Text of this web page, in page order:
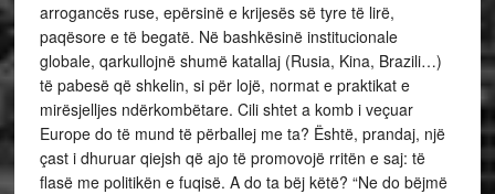
arrogancës ruse, epërsinë e krijesës së tyre të lirë,
paqësore e të begatë. Në bashkësinë institucionale
globale, qarkullojnë shumë katallaj (Rusia, Kina, Brazili…)
të pabesë që shkelin, si për lojë, normat e praktikat e
mirësjelljes ndërkombëtare. Cili shtet a komb i veçuar
Europe do të mund të përballej me ta? Është, prandaj, një
çast i dhuruar qiejsh që ajo të promovojë rritën e saj: të
flasë me politikën e fuqisë. A do ta bëj këtë? “Ne do bëjmë